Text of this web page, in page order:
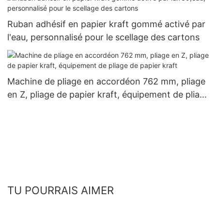
Ruban adhésif en papier kraft gommé activé par
l'eau, personnalisé pour le scellage des cartons
Machine de pliage en accordéon 762 mm, pliage
en Z, pliage de papier kraft, équipement de pliage
TU POURRAIS AIMER